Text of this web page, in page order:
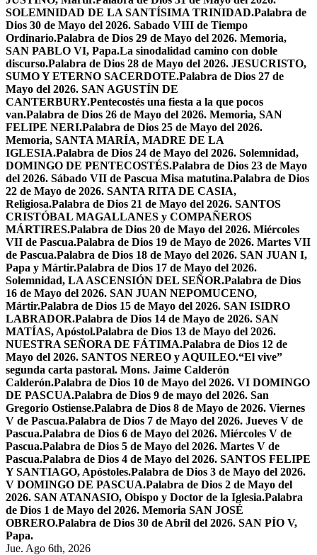
SOLEMNIDAD DE LA SANTÍSIMA TRINIDAD.Palabra de
Dios 30 de Mayo del 2026. Sabado VIII de Tiempo
Ordinario.Palabra de Dios 29 de Mayo del 2026. Memoria,
SAN PABLO VI, Papa.La sinodalidad camino con doble
discurso.Palabra de Dios 28 de Mayo del 2026. JESUCRISTO,
SUMO Y ETERNO SACERDOTE.Palabra de Dios 27 de
Mayo del 2026. SAN AGUSTÍN DE
CANTERBURY.Pentecostés una fiesta a la que pocos
van.Palabra de Dios 26 de Mayo del 2026. Memoria, SAN
FELIPE NERI.Palabra de Dios 25 de Mayo del 2026.
Memoria, SANTA MARÍA, MADRE DE LA
IGLESIA.Palabra de Dios 24 de Mayo del 2026. Solemnidad,
DOMINGO DE PENTECOSTÉS.Palabra de Dios 23 de Mayo
del 2026. Sábado VII de Pascua Misa matutina.Palabra de Dios
22 de Mayo de 2026. SANTA RITA DE CASIA,
Religiosa.Palabra de Dios 21 de Mayo del 2026. SANTOS
CRISTÓBAL MAGALLANES y COMPAÑEROS
MÁRTIRES.Palabra de Dios 20 de Mayo del 2026. Miércoles
VII de Pascua.Palabra de Dios 19 de Mayo de 2026. Martes VII
de Pascua.Palabra de Dios 18 de Mayo del 2026. SAN JUAN I,
Papa y Mártir.Palabra de Dios 17 de Mayo del 2026.
Solemnidad, LA ASCENSIÓN DEL SEÑOR.Palabra de Dios
16 de Mayo del 2026. SAN JUAN NEPOMUCENO,
Mártir.Palabra de Dios 15 de Mayo del 2026. SAN ISIDRO
LABRADOR.Palabra de Dios 14 de Mayo de 2026. SAN
MATÍAS, Apóstol.Palabra de Dios 13 de Mayo del 2026.
NUESTRA SEÑORA DE FÁTIMA.Palabra de Dios 12 de
Mayo del 2026. SANTOS NEREO y AQUILEO.“El vive”
segunda carta pastoral. Mons. Jaime Calderón
Calderón.Palabra de Dios 10 de Mayo del 2026. VI DOMINGO
DE PASCUA.Palabra de Dios 9 de mayo del 2026. San
Gregorio Ostiense.Palabra de Dios 8 de Mayo de 2026. Viernes
V de Pascua.Palabra de Dios 7 de Mayo del 2026. Jueves V de
Pascua.Palabra de Dios 6 de Mayo del 2026. Miércoles V de
Pascua.Palabra de Dios 5 de Mayo del 2026. Martes V de
Pascua.Palabra de Dios 4 de Mayo del 2026. SANTOS FELIPE
Y SANTIAGO, Apóstoles.Palabra de Dios 3 de Mayo del 2026.
V DOMINGO DE PASCUA.Palabra de Dios 2 de Mayo del
2026. SAN ATANASIO, Obispo y Doctor de la Iglesia.Palabra
de Dios 1 de Mayo del 2026. Memoria SAN JOSÉ
OBRERO.Palabra de Dios 30 de Abril del 2026. SAN PÍO V,
Papa.
Jue. Ago 6th, 2026